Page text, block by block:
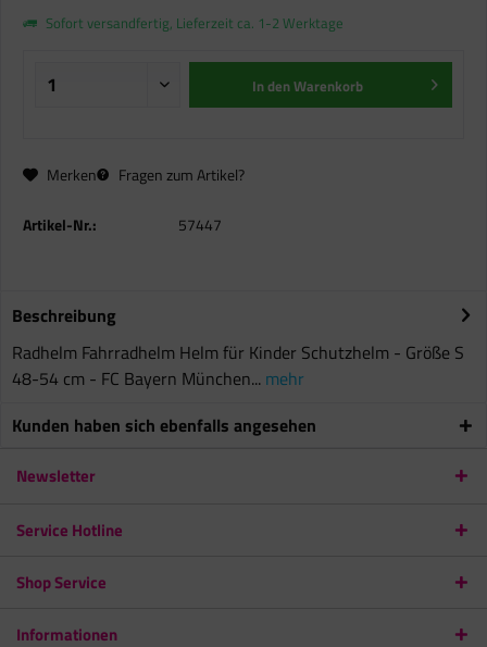
Sofort versandfertig, Lieferzeit ca. 1-2 Werktage
In denWarenkorb
Merken Fragen zum Artikel?
Artikel-Nr.: 57447
Beschreibung
Radhelm Fahrradhelm Helm für Kinder Schutzhelm - Größe S
48-54 cm - FC Bayern München... mehr
Kunden haben sich ebenfalls angesehen
Newsletter
Service Hotline
Shop Service
Informationen